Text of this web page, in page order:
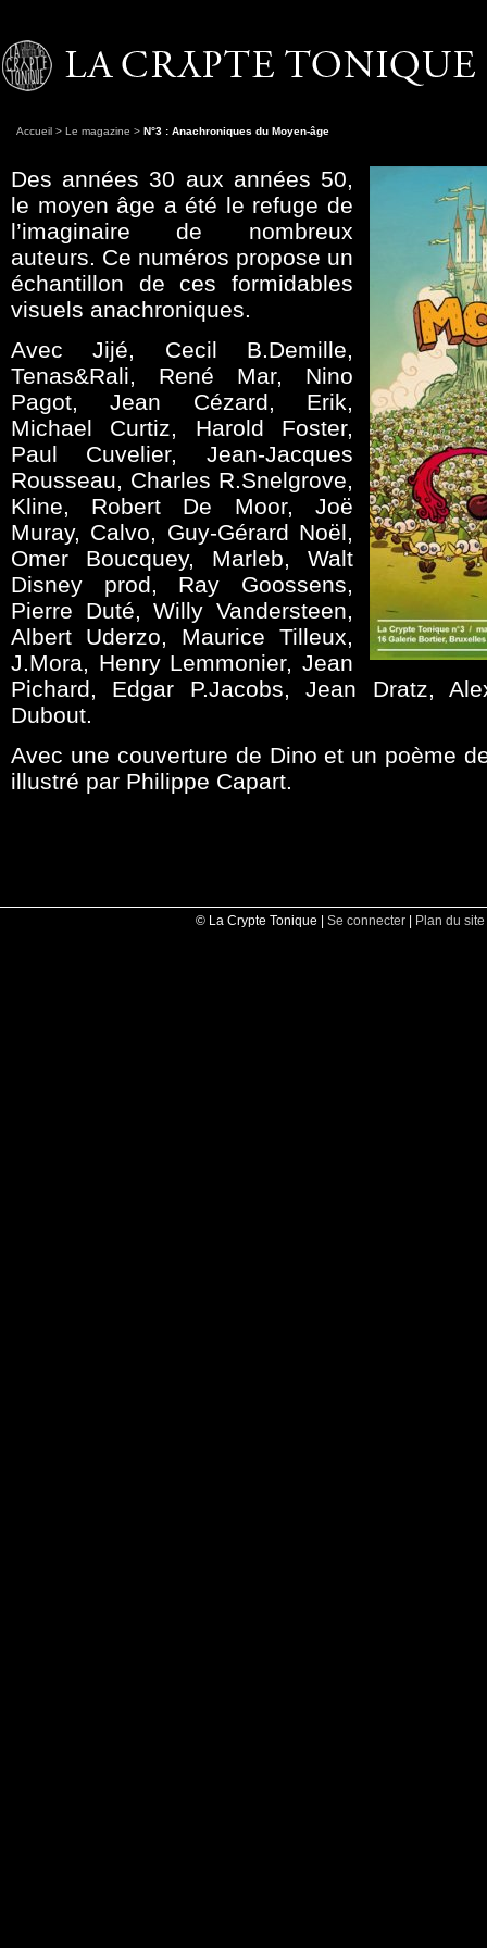
Accueil > Le magazine > N°3 : Anachroniques du Moyen-âge
Des années 30 aux années 50,
le moyen âge a été le refuge de
l’imaginaire de nombreux
auteurs. Ce numéros propose un
échantillon de ces formidables
visuels anachroniques.
Avec Jijé, Cecil B.Demille,
Tenas&Rali, René Mar, Nino
Pagot, Jean Cézard, Erik,
Michael Curtiz, Harold Foster,
Paul Cuvelier, Jean-Jacques
Rousseau, Charles R.Snelgrove,
Kline, Robert De Moor, Joë
Muray, Calvo, Guy-Gérard Noël,
Omer Boucquey, Marleb, Walt
Disney prod, Ray Goossens,
Pierre Duté, Willy Vandersteen,
Albert Uderzo, Maurice Tilleux,
J.Mora, Henry Lemmonier, Jean
Pichard, Edgar P.Jacobs, Jean Dratz,
Dubout.
Avec une couverture de Dino et un poème
illustré par Philippe Capart.
© La Crypte Tonique | Se connecter | Plan du site